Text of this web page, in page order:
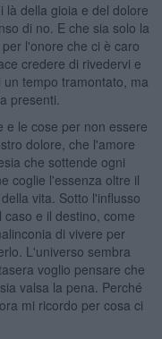
là della gioia e del dolore
di no. E che sia solo la
l'onore che ci è caro
credere di rivedervi e
tempo tramontato, ma
presenti.
e le cose per non essere
dolore, che l'amore
che sottende ogni
coglie l'essenza oltre il
vita. Sotto l'influsso
e il destino, come
di vivere per
L'universo sembra
voglio pensare che
valsa la pena. Perché
mi ricordo per cosa ci